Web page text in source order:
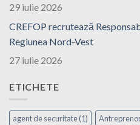
29 iulie 2026
CREFOP recrutează
Regiunea Nord-Vest
27 iulie 2026
ETICHETE
agent de securitate(1)